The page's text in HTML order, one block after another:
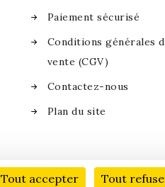
Paiement sécurisé
Conditions générales
vente (CGV)
Contactez-nous
Plan du site
Tout accepter Tout